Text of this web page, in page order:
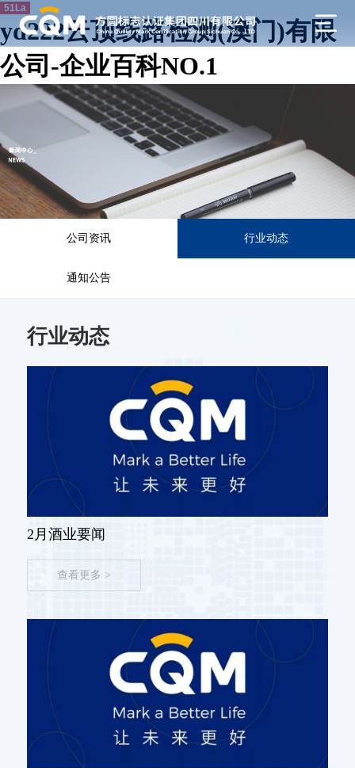
51La
yd222云顶线路检测(澳门)有限
公司-企业百科NO.1
公司资讯 行业动态
通知公告
行业动态
2月酒业要闻
查看更多 >